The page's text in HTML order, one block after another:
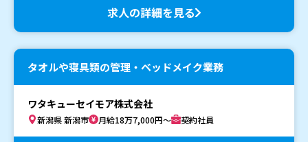
求人の詳細を見る
タオルや寝具類の管理・ベッドメイク業務
ワタキューセイモア株式会社
新潟県 新潟市 月給18万7,000円～ 契約社員